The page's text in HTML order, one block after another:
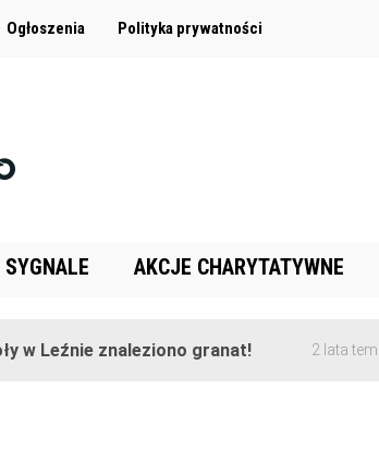
Ogłoszenia Polityka prywatności
SYGNALE AKCJE CHARYTATYWNE
w Leźnie znaleziono granat! 2 lata temu